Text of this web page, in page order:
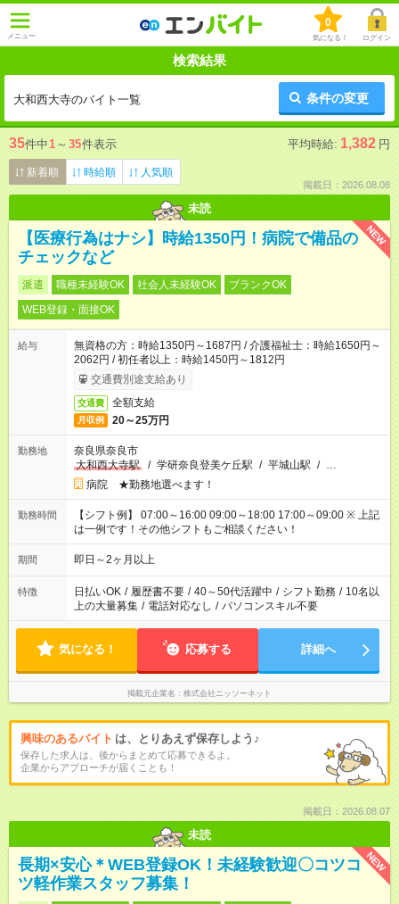
メニュー
0
気になる！ ログイン
検索結果
大和西大寺のバイト一覧 条件の変更
35件中1 ～ 35件表示 平均時給: 1,382 円
新着順 時給順 人気順
掲載日：2026.08.08
未読
NEW
【医療行為はナシ】時給1350円！病院で備品の
チェックなど
派遣 職種未経験OK 社会人未経験OK
ブランクOK
WEB登録・面接OK
給与
無資格の方：時給1350円～1687円 / 介護福祉士：時給1650円～
2062円 / 初任者以上：時給1450円～1812円
交通費別途支給あり
交通費 全額支給
月収例 20～25万円
勤務地
奈良県奈良市
大和西大寺駅
/ 学研奈良登美ケ丘駅 / 平城山駅 / …
病院 ★勤務地選べます！
勤務時間
【シフト例】 07:00～16:00 09:00～18:00 17:00～09:00 ※ 上記
は一例です！その他シフトもご相談ください！
期間 即日～2ヶ月以上
特徴 日払いOK / 履歴書不要 / 40～50代活躍中 / シフト勤務 / 10名以
上の大量募集 / 電話対応なし / パソコンスキル不要
気になる！ 応募する 詳細へ
掲載元企業名 株式会社ニッソーネット
興味のあるバイト は、とりあえず保存しよう♪
保存した求人は、後からまとめて応募できるよ。
企業からアプローチが届くことも！
掲載日：2026.08.07
未読
NEW
長期×安心＊WEB登録OK！未経験歓迎〇コツコ
ツ軽作業スタッフ募集！